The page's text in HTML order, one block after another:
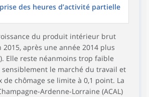
des heures d’activité partielle
du produit intérieur brut
2015, après une année 2014 plus
Elle reste néanmoins trop faible
le marché du travail et
de chômage se limite à 0,1 point. La
Ardenne-Lorraine (ACAL)